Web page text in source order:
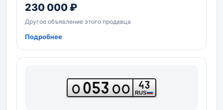
230 000 ₽
Другое объявление этого продавца
Подробнее
О053 ОО 43
RUS